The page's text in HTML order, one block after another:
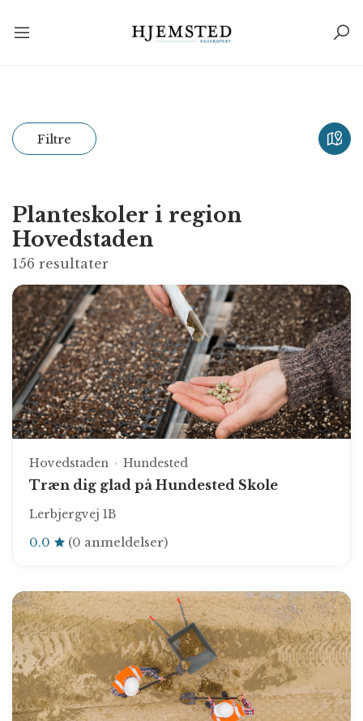
Filtre
Planteskoler i region
Hovedstaden
156 resultater
Hovedstaden Hundested
Træn dig glad på Hundested Skole
Lerbjergvej 1B
0.0 (0 anmeldelser)